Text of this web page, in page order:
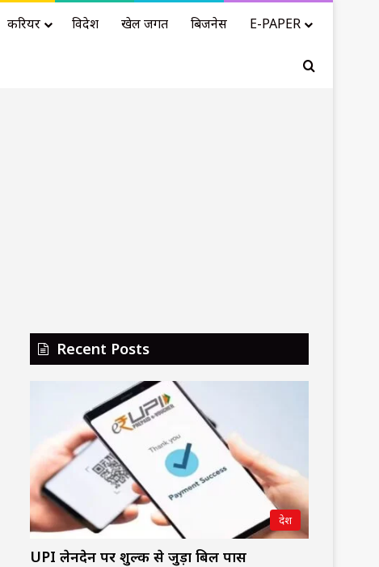
करियर विदेश खेल जगत बिजनेस E-PAPER
Search for
Recent Posts
देश
UPI लेनदेन पर शुल्क से जुड़ा बिल पास